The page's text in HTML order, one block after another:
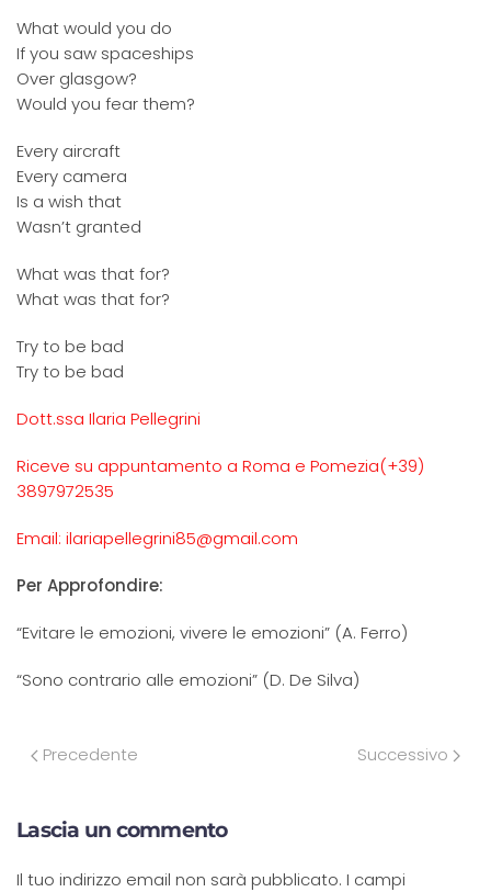
What would you do
If you saw spaceships
Over glasgow?
Would you fear them?
Every aircraft
Every camera
Is a wish that
Wasn’t granted
What was that for?
What was that for?
Try to be bad
Try to be bad
Dott.ssa Ilaria Pellegrini
Riceve su appuntamento a Roma e Pomezia(+39)
3897972535
Email: ilariapellegrini85@gmail.com
Per Approfondire:
“Evitare le emozioni, vivere le emozioni” (A. Ferro)
“Sono contrario alle emozioni” (D. De Silva)
Precedente Successivo
Lascia un commento
Il tuo indirizzo email non sarà pubblicato. I campi